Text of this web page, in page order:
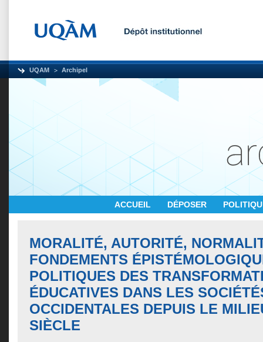
UQAM Archipel
ACCUEIL DÉPOSER
MORALITÉ, AUTORITÉ,
FONDEMENTS
POLITIQUES DES
ÉDUCATIVES DANS LES
OCCIDENTALES DEPUIS LE
SIÈCLE